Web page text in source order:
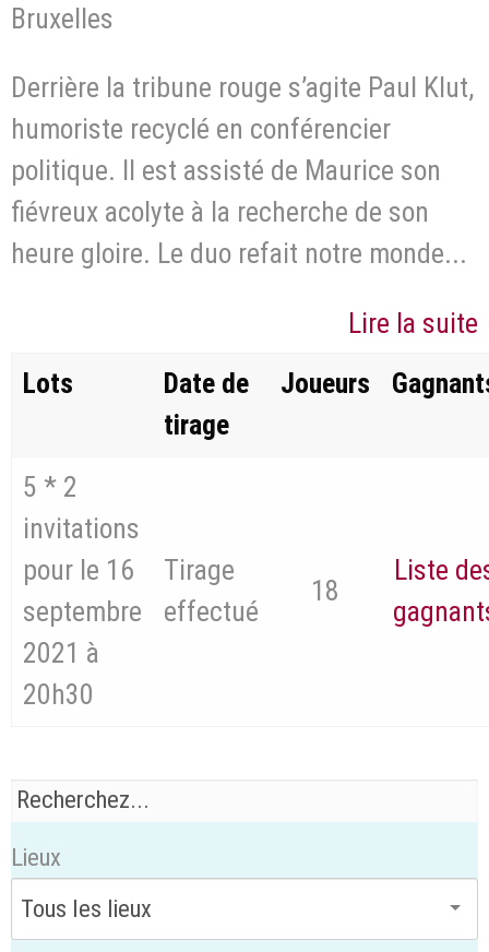
Bruxelles
Derrière la tribune rouge s’agite Paul Klut,
humoriste recyclé en conférencier
politique. Il est assisté de Maurice son
fiévreux acolyte à la recherche de son
heure gloire. Le duo refait notre monde...
Lire la suite
Lots
Date de
tirage
Joueurs
5 * 2
invitations
pour le 16
septembre
2021 à
20h30
Tirage
effectué
18
Liste
Lieux